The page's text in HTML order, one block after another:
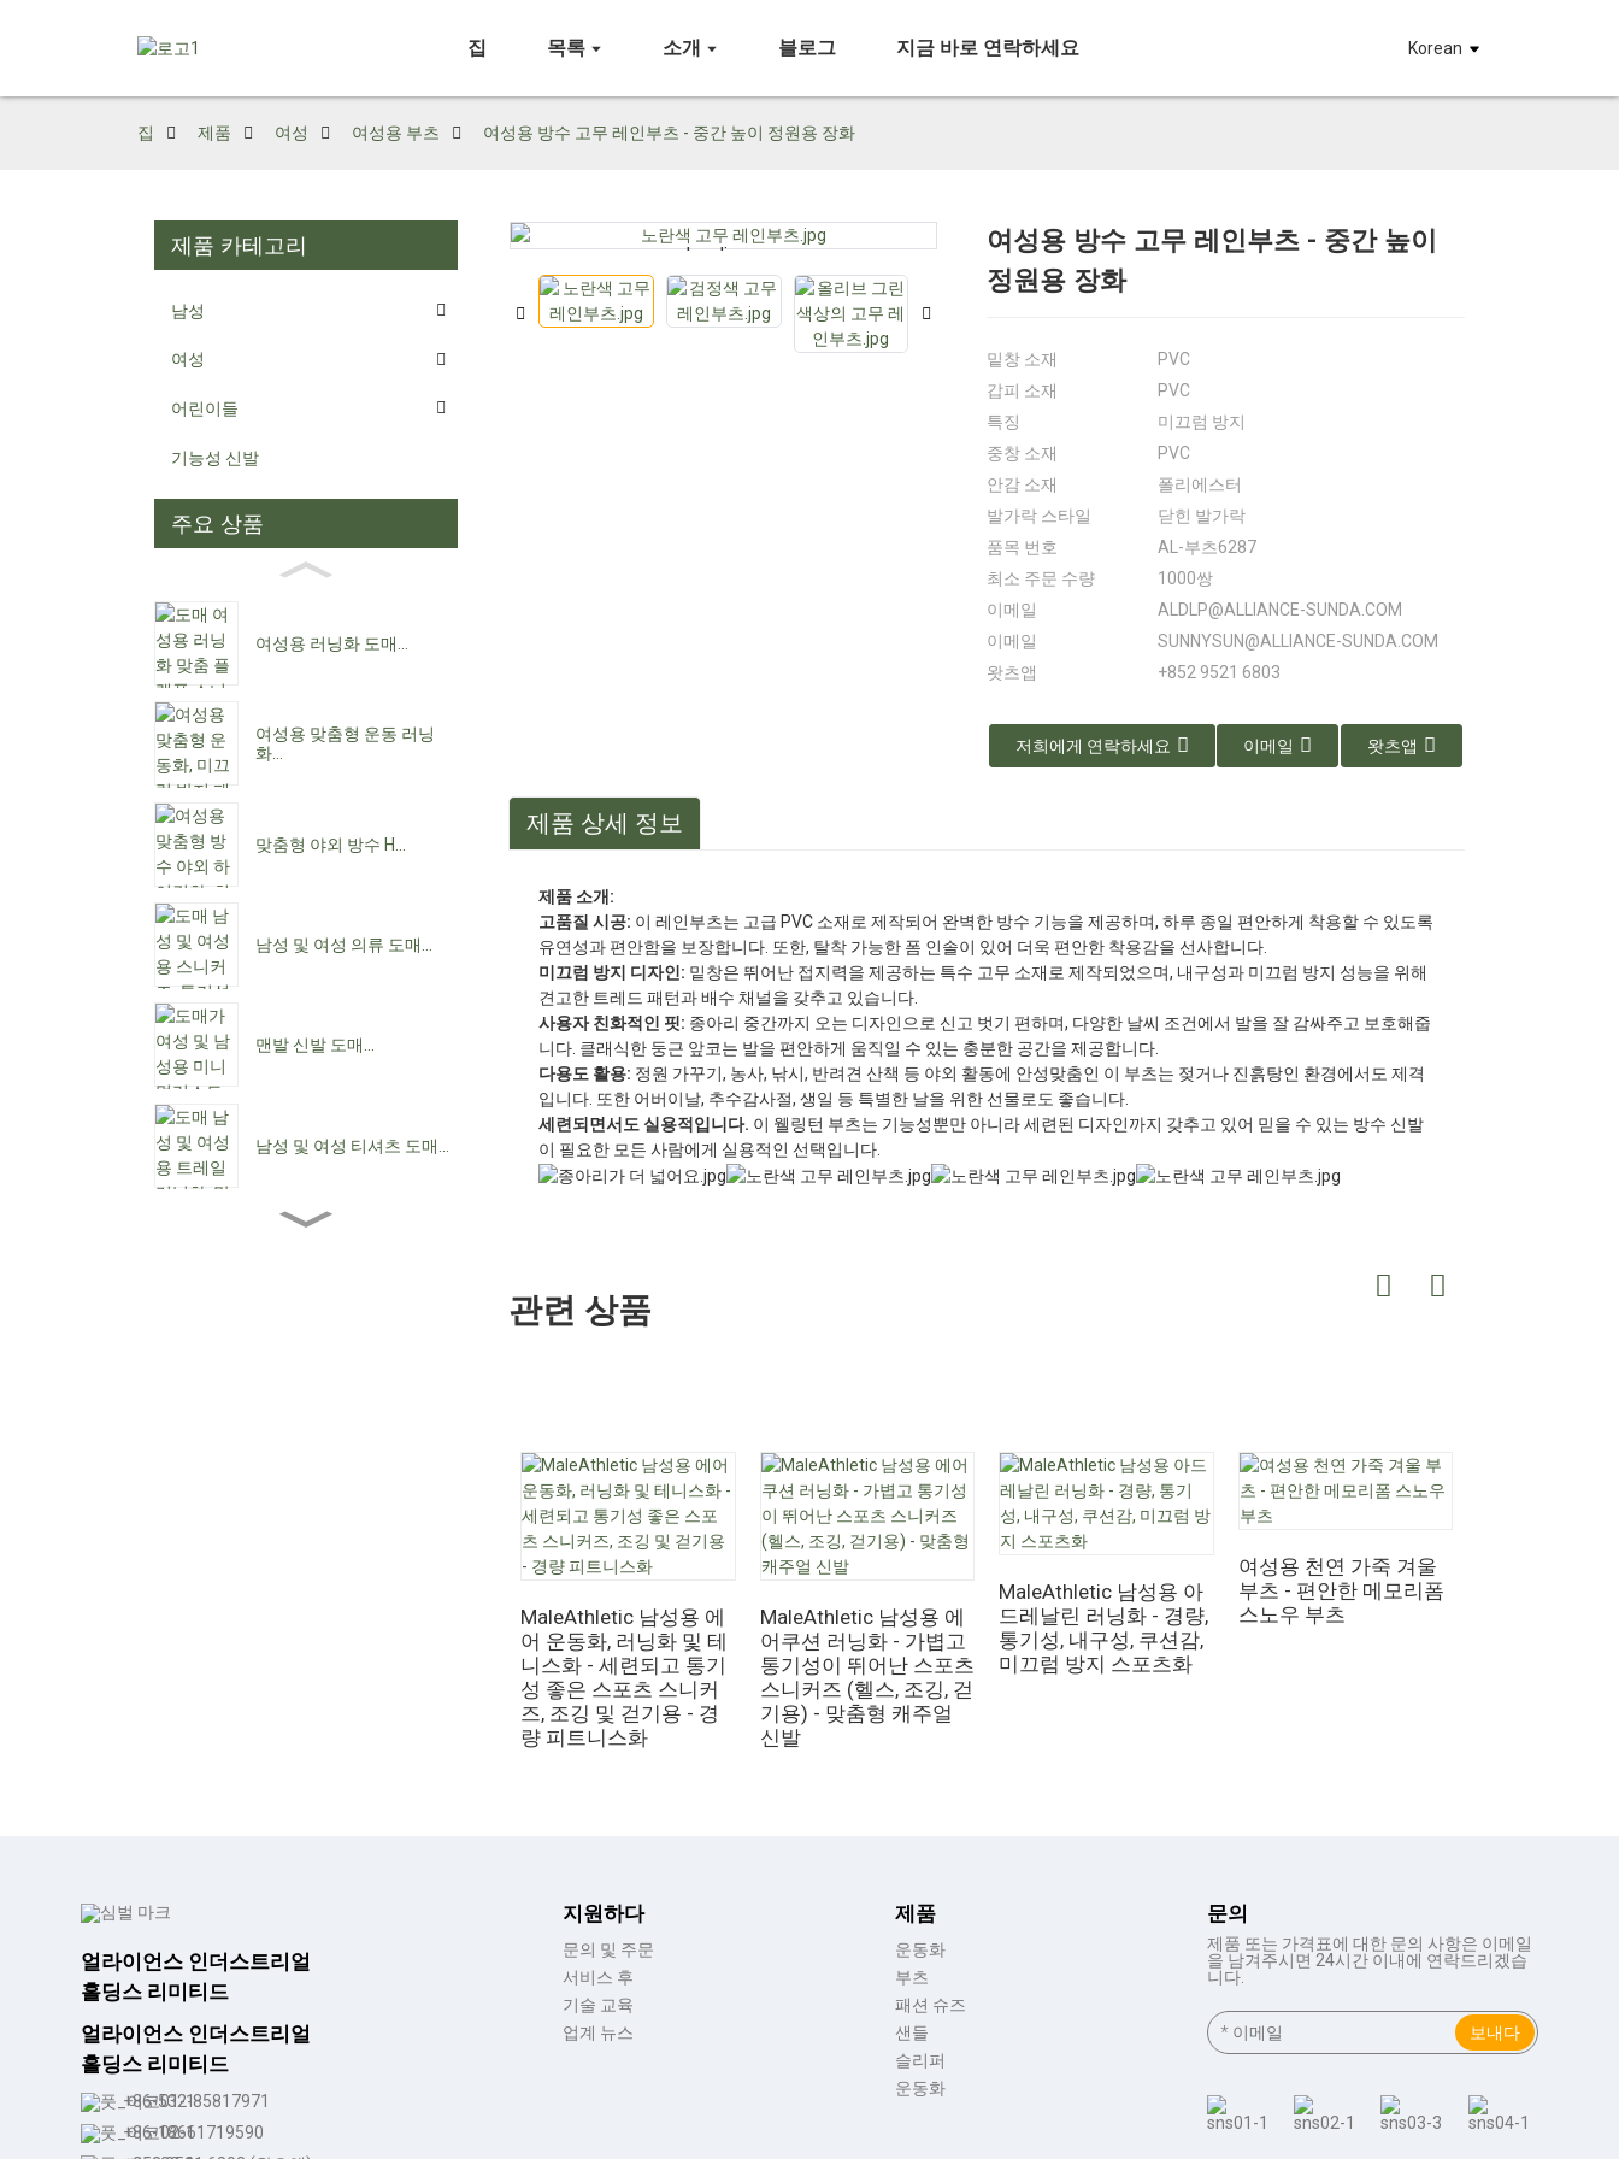
집 목록 소개 블로그 지금 바로 연락하세요 Korean
집 제품 여성 여성용 부츠 여성용 방수 고무 레인부츠 - 중간 높이 정원용 장화
제품 카테고리
남성
여성
어린이들
기능성 신발
주요 상품
여성용 러닝화 도매...
여성용 맞춤형 운동 러닝
화...
맞춤형 야외 방수 H...
남성 및 여성 의류 도매...
맨발 신발 도매...
남성 및 여성 티셔츠 도매...
Loading...
Loading... Loading...
Loading... Loading...
Loading...
여성용 방수 고무 레인부츠 - 중간 높이
정원용 장화
밑창 소재
PVC
갑피 소재
PVC
특징
미끄럼 방지
중창 소재
PVC
안감 소재
폴리에스터
발가락 스타일
닫힌 발가락
품목 번호
AL-부츠6287
최소 주문 수량
1000쌍
이메일
ALDLP@ALLIANCE-SUNDA.COM
이메일
SUNNYSUN@ALLIANCE-SUNDA.COM
왓츠앱
+852 9521 6803
저희에게 연락하세요 이메일 왓츠앱
제품 상세 정보
제품 소개:
고품질 시공: 이 레인부츠는 고급 PVC 소재로 제작되어 완벽한 방수 기능을 제공하며, 하루 종일 편안하게 착용할 수 있도록
유연성과 편안함을 보장합니다. 또한, 탈착 가능한 폼 인솔이 있어 더욱 편안한 착용감을 선사합니다.
미끄럼 방지 디자인: 밑창은 뛰어난 접지력을 제공하는 특수 고무 소재로 제작되었으며, 내구성과 미끄럼 방지 성능을 위해
견고한 트레드 패턴과 배수 채널을 갖추고 있습니다.
사용자 친화적인 핏: 종아리 중간까지 오는 디자인으로 신고 벗기 편하며, 다양한 날씨 조건에서 발을 잘 감싸주고 보호해줍
니다. 클래식한 둥근 앞코는 발을 편안하게 움직일 수 있는 충분한 공간을 제공합니다.
다용도 활용: 정원 가꾸기, 농사, 낚시, 반려견 산책 등 야외 활동에 안성맞춤인 이 부츠는 젖거나 진흙탕인 환경에서도 제격
입니다. 또한 어버이날, 추수감사절, 생일 등 특별한 날을 위한 선물로도 좋습니다.
세련되면서도 실용적입니다. 이 웰링턴 부츠는 기능성뿐만 아니라 세련된 디자인까지 갖추고 있어 믿을 수 있는 방수 신발
이 필요한 모든 사람에게 실용적인 선택입니다.
관련 상품
MaleAthletic 남성용 에
어 운동화, 러닝화 및 테
니스화 - 세련되고 통기
성 좋은 스포츠 스니커
즈, 조깅 및 걷기용 - 경
량 피트니스화
MaleAthletic 남성용 에
어쿠션 러닝화 - 가볍고
통기성이 뛰어난 스포츠
스니커즈 (헬스, 조깅, 걷
기용) - 맞춤형 캐주얼
신발
MaleAthletic 남성용 아
드레날린 러닝화 - 경량,
통기성, 내구성, 쿠션감,
미끄럼 방지 스포츠화
여성용 천연 가죽 겨울
부츠 - 편안한 메모리폼
스노우 부츠
얼라이언스 인더스트리얼
홀딩스 리미티드
얼라이언스 인더스트리얼
홀딩스 리미티드
+86-532-85817971
+86-18661719590
지원하다
문의 및 주문
서비스 후
기술 교육
업계 뉴스
제품
운동화
부츠
패션 슈즈
샌들
슬리퍼
운동화
문의
제품 또는 가격표에 대한 문의 사항은 이메일
을 남겨주시면 24시간 이내에 연락드리겠습
니다.
보내다